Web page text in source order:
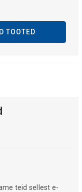
TOOTED
teid sellest e-